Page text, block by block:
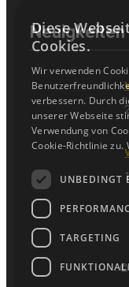
Neuigkeiten
©
Diese
Cookies.
Wir verwenden
verbessern. Durch
unserer Webseite
Verwendung von
Cookie-Richtlinie zu.
UNBEDINGT
TARGETING